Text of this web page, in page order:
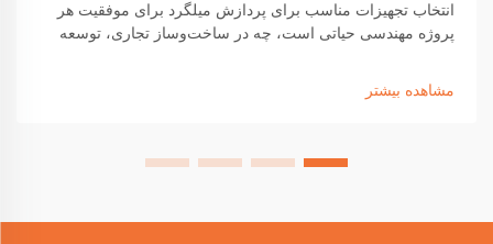
انتخاب تجهیزات مناسب برای پردازش میلگرد برای موفقیت هر
پروژه مهندسی حیاتی است، چه در ساخت‌وساز تجاری، توسعه
مشاهده بیشتر